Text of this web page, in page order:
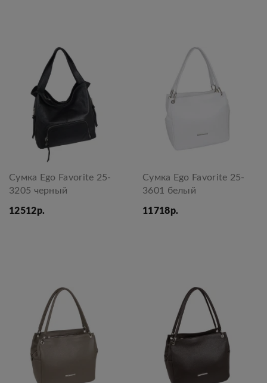
Сумка Ego Favorite 25-
3205 черный
12512р.
Сумка Ego Favorite 25-
3601 белый
11718р.